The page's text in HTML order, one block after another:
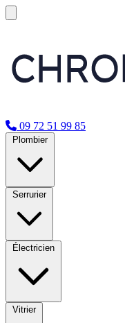
09 72 51 99 85
Plombier
Serrurier
Électricien
Vitrier